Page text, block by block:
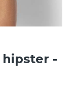
hipster -